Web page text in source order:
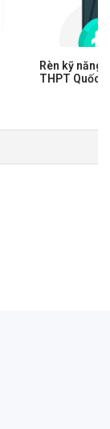
Rèn kỹ năng
THPT Quốc